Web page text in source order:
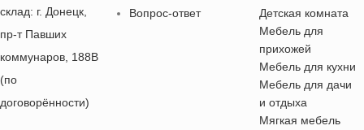
склад: г. Донецк,
пр-т Павших
коммунаров, 188В
(по
договорённости)
Вопрос-ответ
Детская комната
Мебель для
прихожей
Мебель для кухни
Мебель для дачи
и отдыха
Мягкая мебель